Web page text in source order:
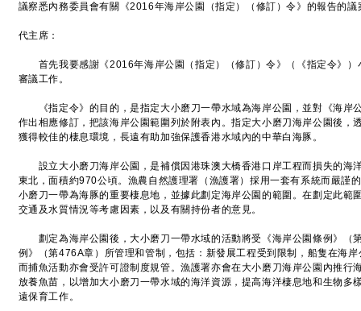
議察悉內務委員會有關《2016年海岸公園（指定）（修訂）令》的報告的議
代主席：
首先我要感謝《2016年海岸公園（指定）（修訂）令》（《指定令》）
審議工作。
《指定令》的目的，是指定大小磨刀一帶水域為海岸公園，並對《海岸
作出相應修訂，把該海岸公園範圍列於附表內。指定大小磨刀海岸公園後，
獲得較佳的棲息環境，長遠有助加強保護香港水域內的中華白海豚。
設立大小磨刀海岸公園，是補償因港珠澳大橋香港口岸工程而損失的海
東北，面積約970公頃。漁農自然護理署（漁護署）採用一套有系統而嚴謹
小磨刀一帶為海豚的重要棲息地，並據此劃定海岸公園的範圍。在劃定此範
交通及水質情況等考慮因素，以及有關持份者的意見。
劃定為海岸公園後，大小磨刀一帶水域的活動將受《海岸公園條例》（
例》（第476A章）所管理和管制，包括：新發展工程受到限制，船隻在海
而捕魚活動亦會受許可證制度規管。漁護署亦會在大小磨刀海岸公園內推行
放養魚苗，以增加大小磨刀一帶水域的海洋資源，提高海洋棲息地和生物多
遠保育工作。